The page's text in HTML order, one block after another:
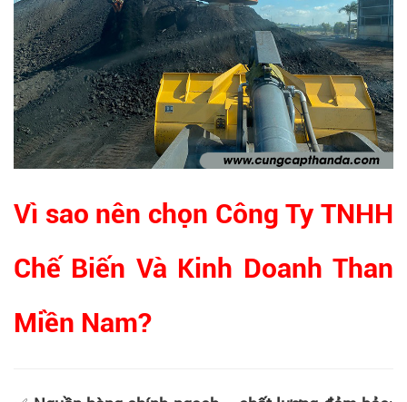
Vì sao nên chọn Công Ty TNHH
Chế Biến Và Kinh Doanh Than
Miền Nam?